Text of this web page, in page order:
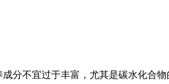
分不宜过于丰富，尤其是碳水化合